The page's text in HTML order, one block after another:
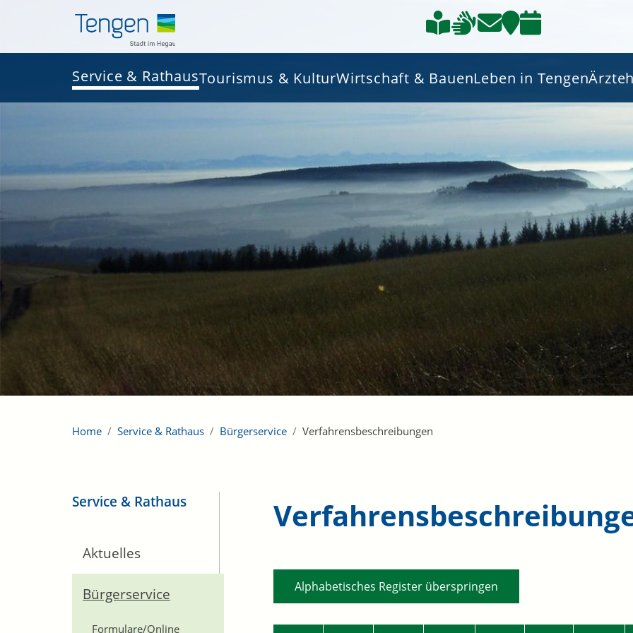
Service & RathausTourismus & KulturWirtschaft & BauenLeben in Tengen
Home Service & Rathaus Bürgerservice Verfahrensbeschreibungen
Service & Rathaus
Aktuelles
Bürgerservice
Formulare/Online
Alphabetisches Register überspringen